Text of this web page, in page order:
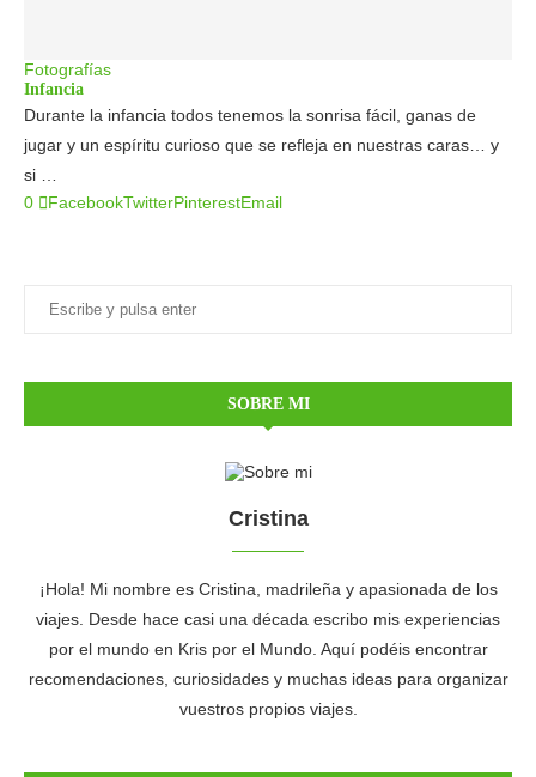
Fotografías
Infancia
Durante la infancia todos tenemos la sonrisa fácil, ganas de
jugar y un espíritu curioso que se refleja en nuestras caras… y
si …
0
FacebookTwitterPinterestEmail
SOBRE MI
Cristina
¡Hola! Mi nombre es Cristina, madrileña y apasionada de los
viajes. Desde hace casi una década escribo mis experiencias
por el mundo en Kris por el Mundo. Aquí podéis encontrar
recomendaciones, curiosidades y muchas ideas para organizar
vuestros propios viajes.